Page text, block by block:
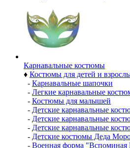
Карнавальные костюмы
♦ Костюмы для детей и
- Карнавальные шапочки
- Легкие карнавальные
- Костюмы для малышей
- Детские карнавальные
- Детские карнавальные
- Детские карнавальные
- Детские костюмы Деда
- Военная форма "Вспоминая